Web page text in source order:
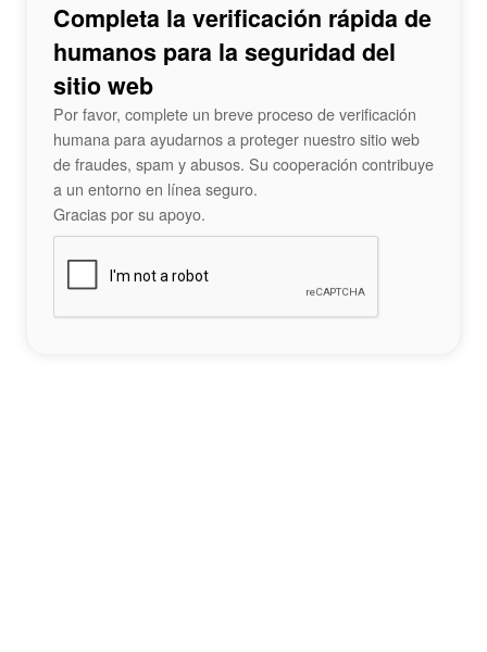
Completa la verificación rápida de
humanos para la seguridad del
sitio web
Por favor, complete un breve proceso de verificación
humana para ayudarnos a proteger nuestro sitio web
de fraudes, spam y abusos. Su cooperación contribuye
a un entorno en línea seguro.
Gracias por su apoyo.